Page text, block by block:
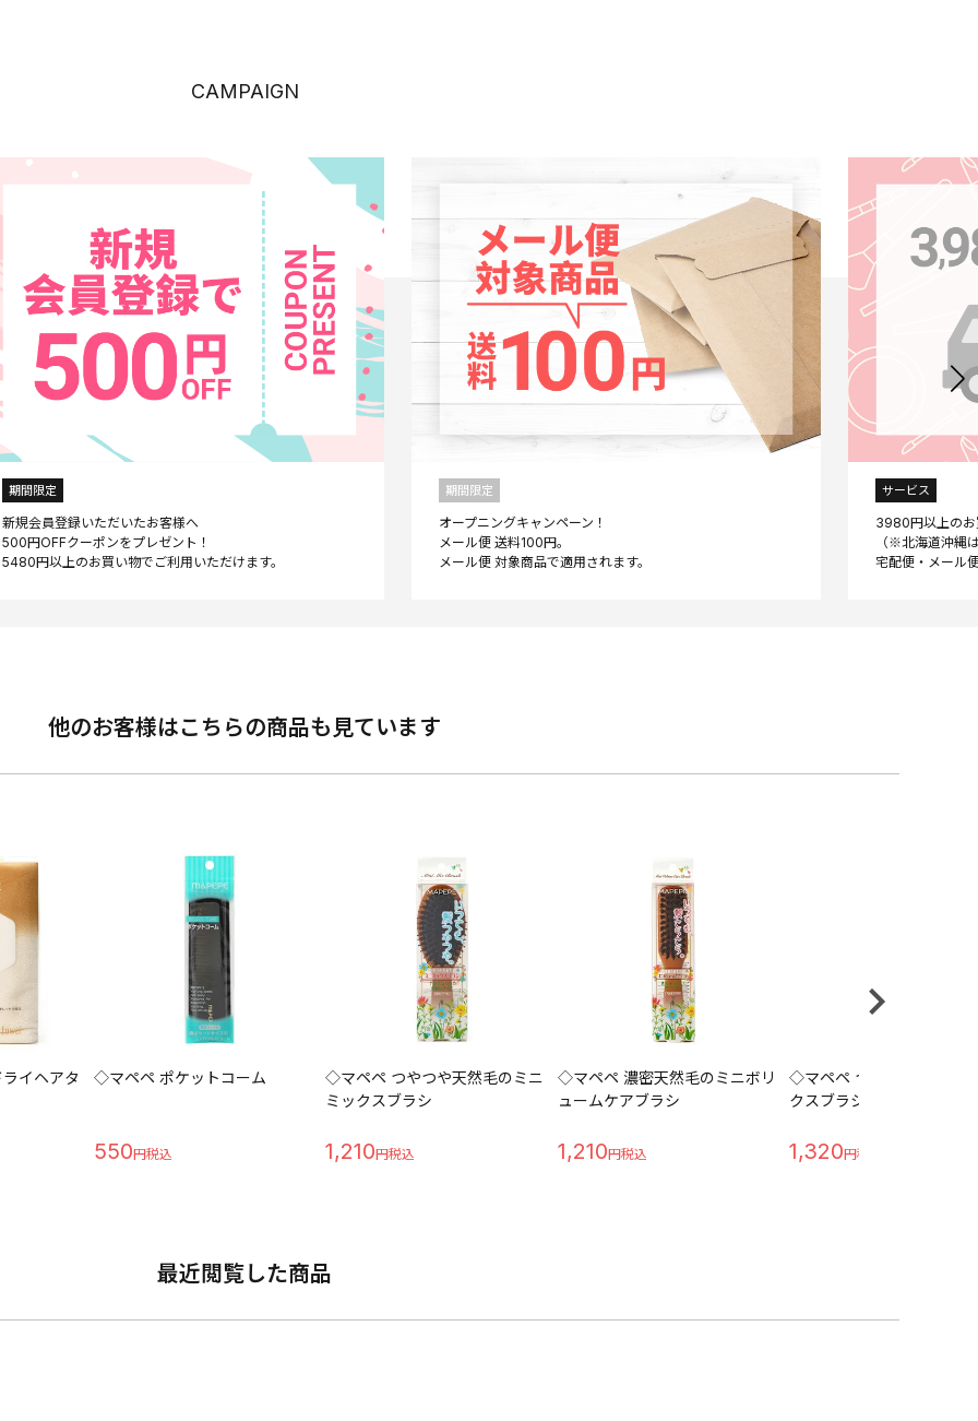
CAMPAIGN
期間限定
新規会員登録いただいたお客様へ
500円OFFクーポンをプレゼント！
期間限定
オープニングキャンペーン！
メール便 送料100円。
サービス
3980円以上のお
（※北海道沖縄
他のお客様はこちらの商品も見ています
イヘアタ ◇マペペ ポケットコーム
550
◇マペペ つやつや天然毛のミニ
ミックスブラシ
1,210
◇マペペ 濃密天然毛のミニボリ
ュームケアブラシ
1,210
◇マペペ つやつや天然毛
クスブラシ
1,320
最近閲覧した商品